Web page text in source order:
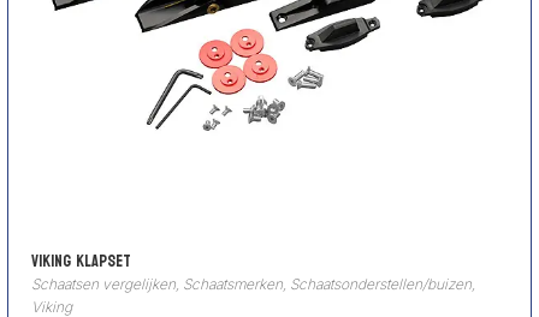
Viking Klapset
Schaatsen vergelijken Schaatsmerken Schaatsonderstellen/buizen
Viking